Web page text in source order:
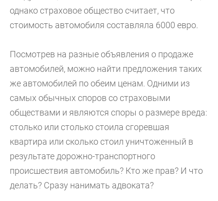
однако страховое общество считает, что
стоимость автомобиля составляла 6000 евро.
Посмотрев на разные объявления о продаже
автомобилей, можно найти предложения таких
же автомобилей по обеим ценам. Одними из
самых обычных споров со страховыми
обществами и являются споры о размере вреда:
столько или столько стоила сгоревшая
квартира или сколько стоил уничтоженный в
результате дорожно-транспортного
происшествия автомобиль? Кто же прав? И что
делать? Сразу нанимать адвоката?